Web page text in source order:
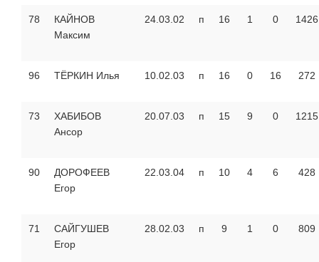
78
КАЙНОВ
Максим
24.03.02 п 16 1 0 1426
96 ТЁРКИН Илья 10.02.03 п 16 0 16 272
73
ХАБИБОВ
Ансор
20.07.03 п 15 9 0 1215
90
ДОРОФЕЕВ
Егор
22.03.04 п 10 4 6 428
71
САЙГУШЕВ
Егор
28.02.03 п 9 1 0 809